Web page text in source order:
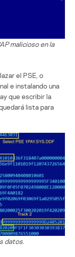
malicioso en la
el PSE, o
e instalando una
que escribir la
lista para
datos.